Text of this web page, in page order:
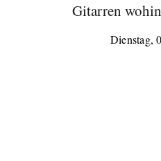
Gitarren
Dienstag,